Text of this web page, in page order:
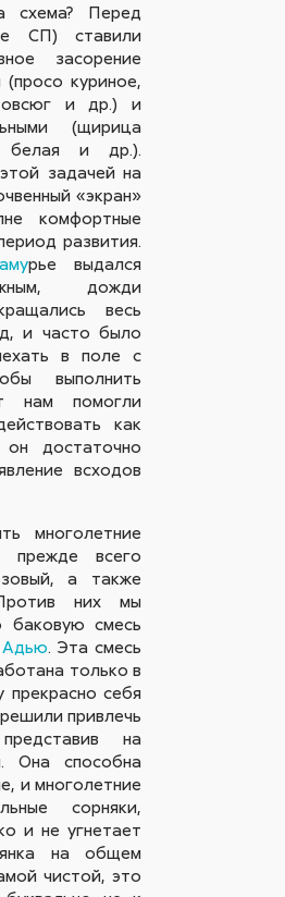
схема? Перед
СП) ставили
засорение
куриное,
овсюг и др.) и
(щирица
белая и др.).
задачей на
«экран»
комфортные
развития.
рье выдался
дожди
весь
и часто было
в поле с
выполнить
нам помогли
как
он достаточно
всходов
многолетние
прежде всего
а также
них мы
баковую смесь
Адью. Эта смесь
только в
себя
привлечь
на
Она способна
и многолетние
сорняки,
и не угнетает
на общем
чистой, это